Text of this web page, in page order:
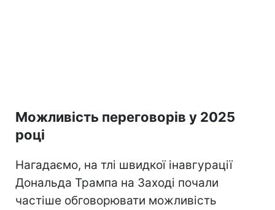
Можливість переговорів у 2025
році
Нагадаємо, на тлі швидкої інавгурації
Дональда Трампа на Заході почали
частіше обговорювати можливість